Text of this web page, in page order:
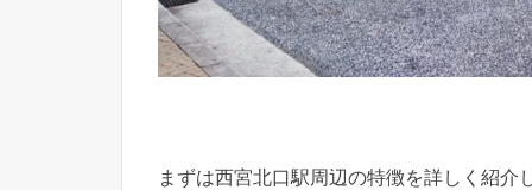
まずは西宮北口駅周辺の特徴を詳しく紹介